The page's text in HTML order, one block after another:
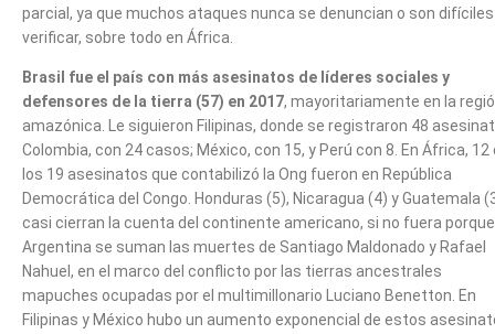
parcial, ya que muchos ataques nunca se denuncian o son
verificar, sobre todo en África.
Brasil fue el país con más asesinatos de líderes sociales y
defensores de la tierra (57) en 2017, mayoritariamente en la
amazónica. Le siguieron Filipinas, donde se registraron 48
Colombia, con 24 casos; México, con 15, y Perú con 8. En África, 12
los 19 asesinatos que contabilizó la Ong fueron en República
Democrática del Congo. Honduras (5), Nicaragua (4) y Guatemala
casi cierran la cuenta del continente americano, si no fuera
Argentina se suman las muertes de Santiago Maldonado y Rafael
Nahuel, en el marco del conflicto por las tierras ancestrales
mapuches ocupadas por el multimillonario Luciano Benetton. En
Filipinas y México hubo un aumento exponencial de estos